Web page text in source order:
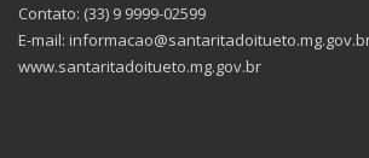
Contato: (33) 9 9999-02599
E-mail:
www.santaritadoitueto.mg.gov.br